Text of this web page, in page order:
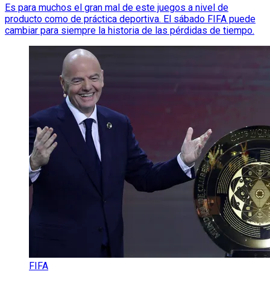
Es para muchos el gran mal de este juegos a nivel de
producto como de práctica deportiva. El sábado FIFA puede
cambiar para siempre la historia de las pérdidas de tiempo.
FIFA